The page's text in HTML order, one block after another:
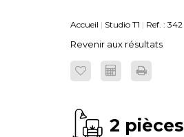
Accueil Studio T1 Ref. : 342
Revenir aux résultats
2 pièces